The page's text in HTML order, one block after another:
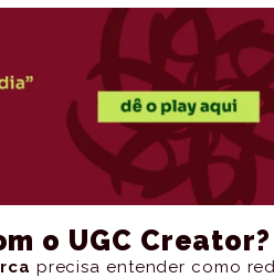
o UGC Creator?
precisa entender como